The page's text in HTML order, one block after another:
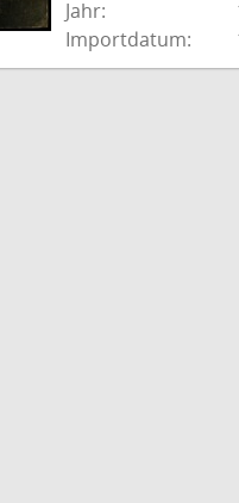
Jahr:
Importdatum: